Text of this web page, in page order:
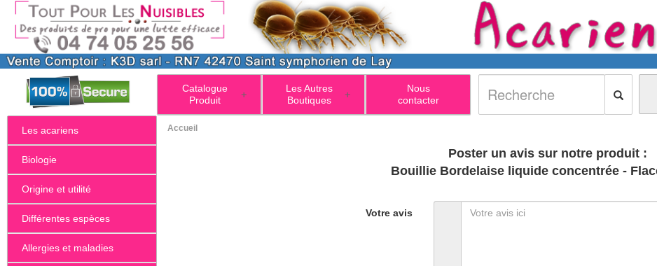
+
Catalogue
Produit
+
Les Autres
Boutiques
Nous
contacter
Les acariens
Biologie
Origine et utilité
Différentes espèces
Allergies et maladies
Accueil
Poster un avis sur notre produit :
Bouillie Bordelaise liquide concentrée -
Votre avis